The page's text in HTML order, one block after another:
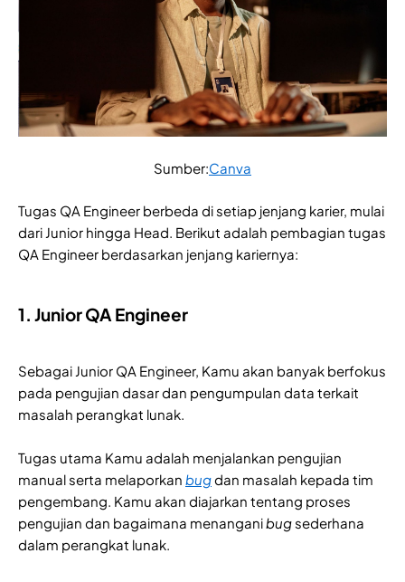
Sumber:Canva
Tugas QA Engineer berbeda di setiap jenjang karier, mulai
dari Junior hingga Head. Berikut adalah pembagian tugas
QA Engineer berdasarkan jenjang kariernya:
1. Junior QA Engineer
Sebagai Junior QA Engineer, Kamu akan banyak berfokus
pada pengujian dasar dan pengumpulan data terkait
masalah perangkat lunak.
Tugas utama Kamu adalah menjalankan pengujian
manual serta melaporkan bugdan masalah kepada tim
pengembang. Kamu akan diajarkan tentang proses
pengujian dan bagaimana menanganibugsederhana
dalam perangkat lunak.